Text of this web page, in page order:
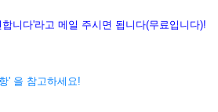
니다'라고 메일 주시면 됩니다(무료입니다)!
' 을 참고하세요!